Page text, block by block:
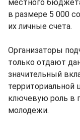
местного
в размере 5 000
их личные счета.
Организаторы
только отдают
значительный
территориальной
ключевую роль в
молодежи.